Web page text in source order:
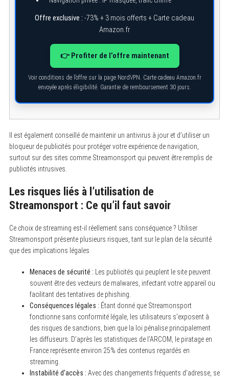
Offre exclusive : -73% + 3 mois offerts + Carte cadeau
Amazon.fr
👉 Profiter de l’offre maintenant
Voir conditions de l’offre sur la page NordVPN. Carte cadeau Amazon.fr
envoyée après éligibilité. Garantie de remboursement 30 jours.
Il est également conseillé de maintenir un antivirus à jour et d’utiliser un
bloqueur de publicités pour protéger votre expérience de navigation,
surtout sur des sites comme Streamonsport qui peuvent être remplis de
publicités intrusives.
Les risques liés à l’utilisation de
Streamonsport : Ce qu’il faut savoir
Ce choix de streaming est-il réellement sans conséquence ? Utiliser
Streamonsport présente plusieurs risques, tant sur le plan de la sécurité
que des implications légales
Menaces de sécurité : Les publicités qui peuplent le site peuvent
souvent être des vecteurs de malwares, infectant votre appareil ou
facilitant des tentatives de phishing.
Conséquences légales : Étant donné que Streamonsport
fonctionne sans conformité légale, les utilisateurs s’exposent à
des risques de sanctions, bien que la loi pénalise principalement
les diffuseurs. D’après les statistiques de l’ARCOM, le piratage en
France représente environ 25% des contenus regardés en
streaming.
Instabilité d’accès : Avec des changements fréquents d’adresse, se
r